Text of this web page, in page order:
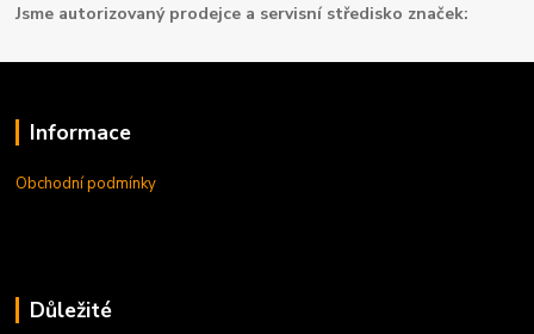
Jsme autorizovaný prodejce a servisní středisko značek:
Informace
Obchodní podmínky
Důležité